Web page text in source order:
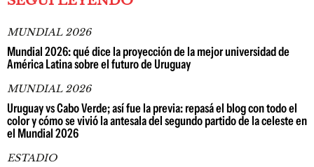
MUNDIAL 2026
Mundial 2026: qué dice la proyección de la mejor universidad de
América Latina sobre el futuro de Uruguay
MUNDIAL 2026
Uruguay vs Cabo Verde; así fue la previa: repasá el blog con todo el
color y cómo se vivió la antesala del segundo partido de la celeste en
el Mundial 2026
ESTADIO